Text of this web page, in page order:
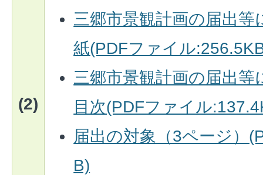
(2)
三郷市景観計画の届出
紙(PDFファイル
三郷市景観計画の届出
目次(PDFファイル
届出の対象（3ページ）
B)